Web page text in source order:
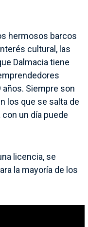
hermosos barcos
cultural, las
Dalmacia tiene
años. Siempre son
los que se salta de
un día puede
licencia, se
la mayoría de los